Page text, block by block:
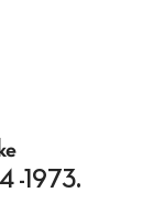
-1973.